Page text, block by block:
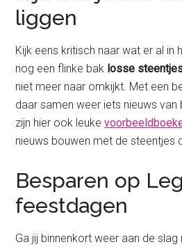
liggen
Kijk eens kritisch naar wat er al in
nog een flinke bak losse
niet meer naar omkijkt. Met een
daar samen weer iets nieuws van
zijn hier ook leuke
nieuws bouwen met de steentjes
Besparen op
feestdagen
Ga jij binnenkort weer aan de